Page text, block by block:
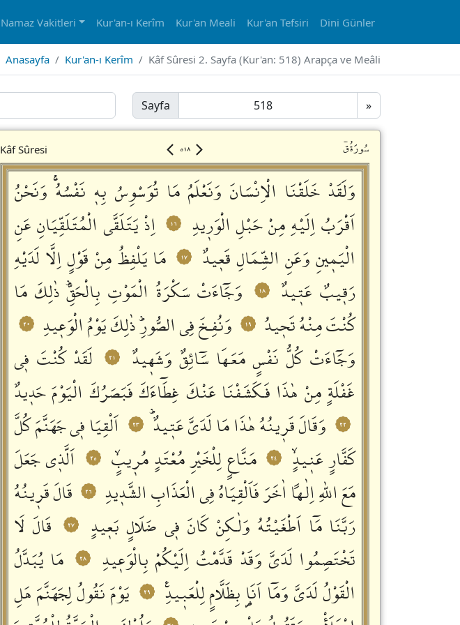
Namaz Vakitleri Kur'an-ı Kerîm Kur'an Meali Kur'an Tefsiri Dini Günler
Anasayfa Kur'an-ı Kerîm Kâf Sûresi 2. Sayfa (Kur'an: 518) Arapça ve Meâli
Sayfa »
Kâf Sûresi ٥١٨ سُورَةُقۤ
وَلَقَدْ خَلَقْنَا الْاِنْسَانَ وَنَعْلَمُ مَا تُوَسْوِسُ بِهٖ نَفْسُهُۚ وَنَحْنُ
اَقْرَبُ اِلَيْهِ مِنْ حَبْلِ الْوَرٖيدِ
١٦
اِذْ يَتَلَقَّى الْمُتَلَقِّيَانِ عَنِ
الْيَمٖينِ وَعَنِ الشِّمَالِ قَعٖيدٌ
١٧
مَا يَلْفِظُ مِنْ قَوْلٍ اِلَّا لَدَيْهِ
رَقٖيبٌ عَتٖيدٌ
١٨
وَجَٓاءَتْ سَكْرَةُ الْمَوْتِ بِالْحَقِّؕ ذٰلِكَ مَا
كُنْتَ مِنْهُ تَحٖيدُ
١٩ وَنُفِـخَ فِي الصُّورِؕ ذٰلِكَ يَوْمُ الْوَعٖيدِ ٢٠
وَجَٓاءَتْ كُلُّ نَفْسٍ مَعَهَا سَٓائِقٌ وَشَهٖيدٌ ٢١
لَقَدْ كُنْتَ فٖي
غَفْلَةٍ مِنْ هٰذَا فَكَشَفْنَا عَنْكَ غِطَٓاءَكَ فَبَصَرُكَ الْيَوْمَ حَدٖيدٌ
٢٢ وَقَالَ قَرٖينُهُ هٰذَا مَا لَدَيَّ عَتٖيدٌؕ ٢٣
اَلْقِيَا فٖي جَهَنَّمَ كُلَّ
كَفَّارٍ عَنٖيدٍۙ
٢٤ مَنَّاعٍ لِلْخَيْرِ مُعْتَدٍ مُرٖيبٍۙ ٢٥
اَلَّذٖي جَعَلَ
مَعَ اللّٰهِ اِلٰهاً اٰخَرَ فَاَلْقِيَاهُ فِي الْعَذَابِ الشَّدٖيدِ
٢٦
قَالَ قَرٖينُهُ
رَبَّنَا مَٓا اَطْغَيْتُهُ وَلٰكِنْ كَانَ فٖي ضَلَالٍ بَعٖيدٍ
٢٧
قَالَ لَا
تَخْتَصِمُوا لَدَيَّ وَقَدْ قَدَّمْتُ اِلَيْكُمْ بِالْوَعٖيدِ
٢٨
مَا يُبَدَّلُ
الْقَوْلُ لَدَيَّ وَمَٓا اَنَا۬ بِظَلَّامٍ لِلْعَبٖيدِࣖ
٢٩
يَوْمَ نَقُولُ لِجَهَنَّمَ هَلِ